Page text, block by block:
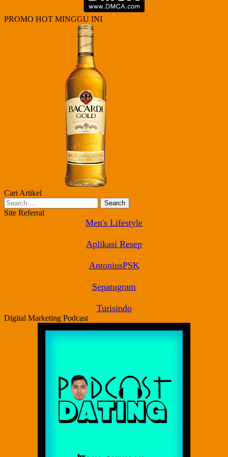
PROMO HOT MINGGU INI
Cari Artikel
Search
for:
Site Referral
Men's Lifestyle
Aplikasi Resep
AntoniusPSK
Sepatugram
Turisindo
Digital Marketing Podcast